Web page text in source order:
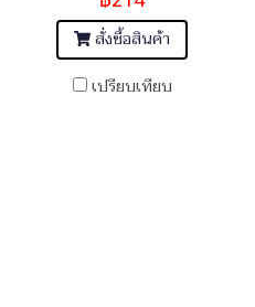
สั่งซื้อสินค้า
เปรียบเทียบ